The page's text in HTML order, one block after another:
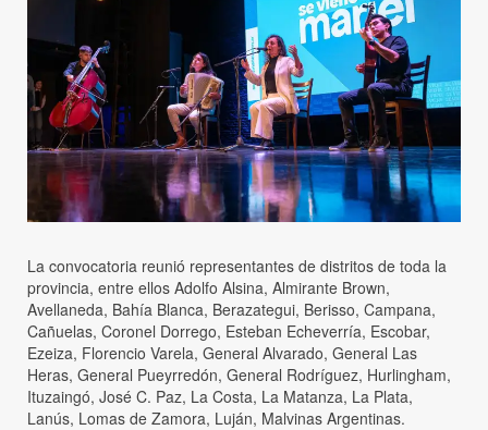
La convocatoria reunió representantes de distritos de toda la
provincia, entre ellos Adolfo Alsina, Almirante Brown,
Avellaneda, Bahía Blanca, Berazategui, Berisso, Campana,
Cañuelas, Coronel Dorrego, Esteban Echeverría, Escobar,
Ezeiza, Florencio Varela, General Alvarado, General Las
Heras, General Pueyrredón, General Rodríguez, Hurlingham,
Ituzaingó, José C. Paz, La Costa, La Matanza, La Plata,
Lanús, Lomas de Zamora, Luján, Malvinas Argentinas.